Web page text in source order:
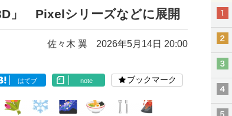
」 Pixelシリーズなどに展開
佐々木 翼 2026年5月14日 20:00
はてブ note ブックマーク